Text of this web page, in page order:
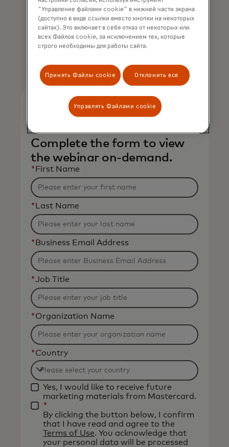
Datos Insights
View on-demand
Complete the form to view
the webinar on-demand.
* First Name
* Last Name
* Business Email Address
*Job Title
*Organization Name
*Country
Filtering
will
be
applied
after
Yes, I would like to receive future
marketing materials from Mastercard.
*
By clicking the button below, I confirm
that I have read and agree to the
Terms of Use. You acknowledge that
your personal data will be processed
"Управление файлами cookie" в нижней части экрана
(доступно в виде ссылки вместо кнопки на некоторых
сайтах). Это включает в себя отказ от некоторых или
всех Файлов cookie, за исключением тех, которые
строго необходимы для работы сайта.
Принять Файлы cookie Отклонить все
Управлять Файлами cookie